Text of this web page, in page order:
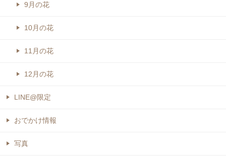
9月の花
10月の花
11月の花
12月の花
LINE@限定
おでかけ情報
写真